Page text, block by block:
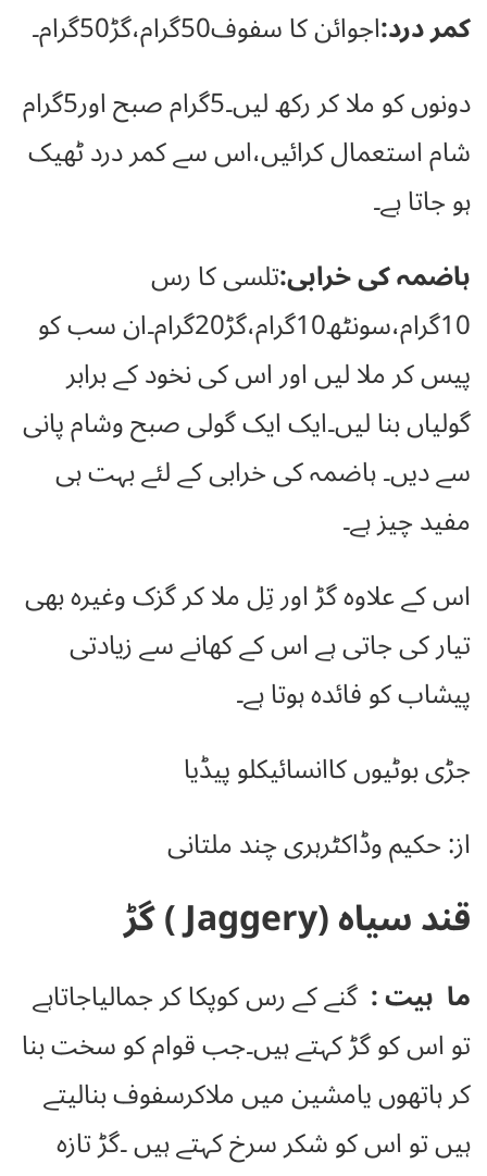
کمر درد:اجوائن کا سفوف50گرام،گڑ50گرام۔
دونوں کو ملا کر رکھ لیں۔5گرام صبح اور5گرام
شام استعمال کرائیں،اس سے کمر درد ٹھیک
ہو جاتا ہے۔
ہاضمہ کی خرابی:تلسی کا رس
10گرام،سونٹھ10گرام،گڑ20گرام۔ان سب کو
پیس کر ملا لیں اور اس کی نخود کے برابر
گولیاں بنا لیں۔ایک ایک گولی صبح وشام پانی
سے دیں۔ ہاضمہ کی خرابی کے لئے بہت ہی
مفید چیز ہے۔
اس کے علاوہ گڑ اور تِل ملا کر گزک وغیرہ بھی
تیار کی جاتی ہے اس کے کھانے سے زیادتی
پیشاب کو فائدہ ہوتا ہے۔
جڑی بوٹیوں کاانسائیکلو پیڈیا
از: حکیم وڈاکٹرہری چند ملتانی
قند سیاہ (Jaggery ) گڑ
ما ہیت : گنے کے رس کوپکا کر جمالیاجاتاہے
تو اس کو گڑ کہتے ہیں۔جب قوام کو سخت بنا
کر ہاتھوں یامشین میں ملاکرسفوف بنالیتے
ہیں تو اس کو شکر سرخ کہتے ہیں ۔گڑ تازہ